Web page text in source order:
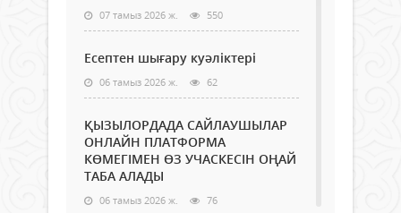
07 тамыз 2026 ж. 550
Есептен шығару куәліктері
06 тамыз 2026 ж. 62
ҚЫЗЫЛОРДАДА САЙЛАУШЫЛАР
ОНЛАЙН ПЛАТФОРМА
КӨМЕГІМЕН ӨЗ УЧАСКЕСІН ОҢАЙ
ТАБА АЛАДЫ
06 тамыз 2026 ж. 76